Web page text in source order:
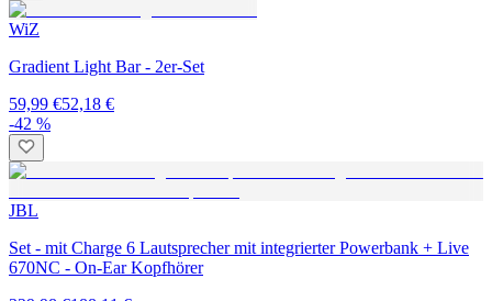
WiZ
Gradient Light Bar - 2er-Set
59,99 €52,18 €
-42 %
JBL
Set - mit Charge 6 Lautsprecher mit integrierter Powerbank + Live
670NC - On-Ear Kopfhörer